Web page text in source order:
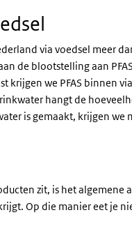
via voedsel meer
de blootstelling aan
krijgen we PFAS binnen
hangt de
is gemaakt, krijgen we
zit, is het algemene
Op die manier eet je